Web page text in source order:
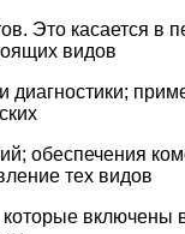
Это касается в
видов
диагностики;
обеспечения
тех видов
которые